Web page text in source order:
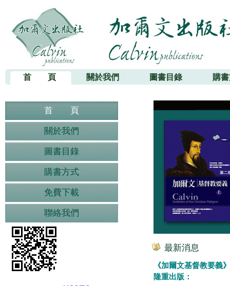
加爾文出版社
首 頁 關於我們 圖書目錄 購
首 頁
關於我們
圖書目錄
購書方式
免費下載
聯絡我們
最新消息
《加爾文基督教要
隆重出版：